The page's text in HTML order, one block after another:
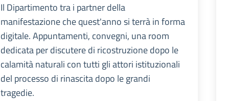
Il Dipartimento tra i partner della
manifestazione che quest'anno si terrà in forma
digitale. Appuntamenti, convegni, una room
dedicata per discutere di ricostruzione dopo le
calamità naturali con tutti gli attori istituzionali
del processo di rinascita dopo le grandi
tragedie.